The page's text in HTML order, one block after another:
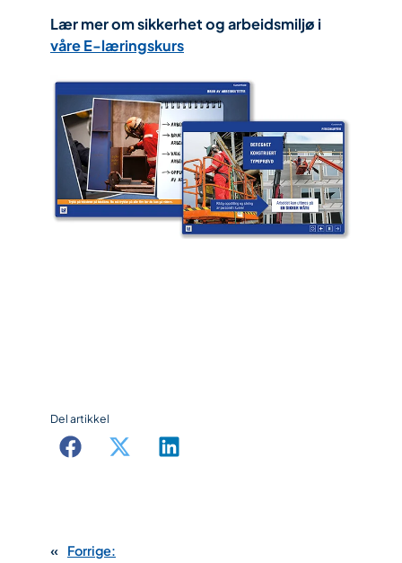
Lær mer om sikkerhet og arbeidsmiljø i
våre E-læringskurs
Del artikkel
« Forrige: